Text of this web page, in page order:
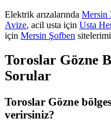
Elektrik arızalarında Mersin
Avize, acil usta için Usta
için Mersin Şofben
Toroslar Gözne
Sorular
Toroslar Gözne
verirsiniz?